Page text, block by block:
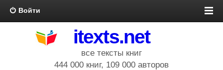
Войти
itexts.net
все тексты книг
444 000 книг, 109 000 авторов